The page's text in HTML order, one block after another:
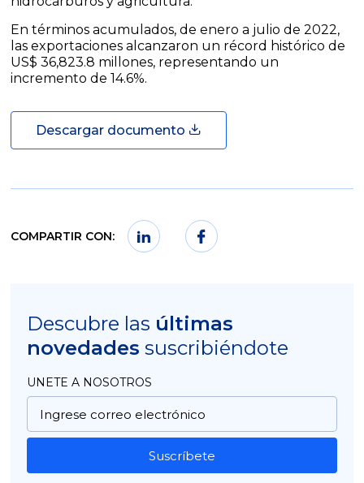
En términos acumulados, de enero a julio de 2022,
las exportaciones alcanzaron un récord histórico de
US$ 36,823.8 millones, representando un
incremento de 14.6%.
Descargar documento
COMPARTIR CON:
Descubre las últimas
novedades suscribiéndote
UNETE A NOSOTROS
Suscríbete